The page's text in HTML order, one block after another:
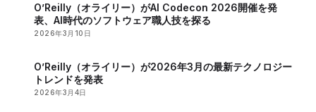
O’Reilly（オライリー）がAI Codecon 2026開催を発
表、AI時代のソフトウェア職人技を探る
2026年3月10日
O’Reilly（オライリー）が2026年3月の最新テクノロジー
トレンドを発表
2026年3月4日